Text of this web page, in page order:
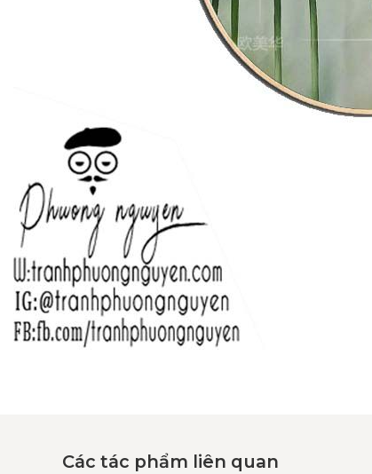
Các tác phẩm liên quan